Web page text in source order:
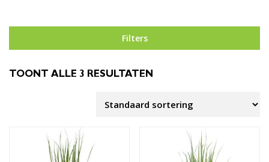
Filters
TOONT ALLE 3 RESULTATEN